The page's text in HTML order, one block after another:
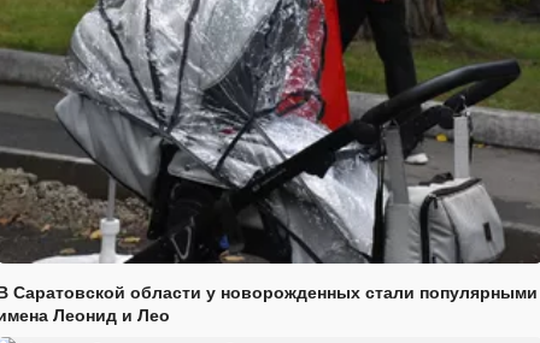
Саратовской области у новорожденных стали популярными
Леонид и Лео